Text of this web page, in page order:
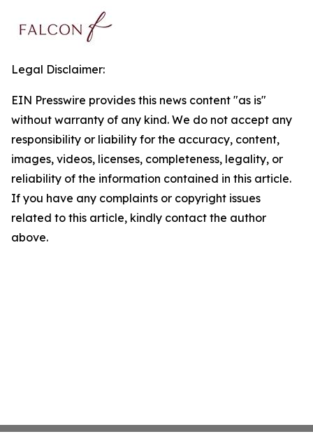
Legal Disclaimer:
EIN Presswire provides this news content "as is"
without warranty of any kind. We do not accept any
responsibility or liability for the accuracy, content,
images, videos, licenses, completeness, legality, or
reliability of the information contained in this article.
If you have any complaints or copyright issues
related to this article, kindly contact the author
above.